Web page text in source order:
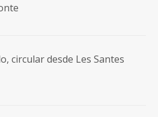
circular desde Les Santes